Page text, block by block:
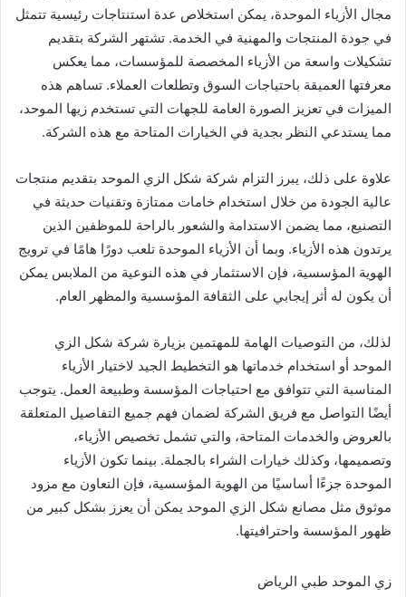
مجال الأزياء الموحدة، يمكن استخلاص عدة استنتاجات رئيسية تتمثل
في جودة المنتجات والمهنية في الخدمة. تشتهر الشركة بتقديم
تشكيلات واسعة من الأزياء المخصصة للمؤسسات، مما يعكس
معرفتها العميقة باحتياجات السوق وتطلعات العملاء. تساهم هذه
الميزات في تعزيز الصورة العامة للجهات التي تستخدم زيها الموحد،
مما يستدعي النظر بجدية في الخيارات المتاحة مع هذه الشركة.
علاوة على ذلك، يبرز التزام شركة شكل الزي الموحد بتقديم منتجات
عالية الجودة من خلال استخدام خامات ممتازة وتقنيات حديثة في
التصنيع، مما يضمن الاستدامة والشعور بالراحة للموظفين الذين
يرتدون هذه الأزياء. وبما أن الأزياء الموحدة تلعب دورًا هامًا في ترويج
الهوية المؤسسية، فإن الاستثمار في هذه النوعية من الملابس يمكن
أن يكون له أثر إيجابي على الثقافة المؤسسية والمظهر العام.
لذلك، من التوصيات الهامة للمهتمين بزيارة شركة شكل الزي
الموحد أو استخدام خدماتها هو التخطيط الجيد لاختيار الأزياء
المناسبة التي تتوافق مع احتياجات المؤسسة وطبيعة العمل. يتوجب
أيضًا التواصل مع فريق الشركة لضمان فهم جميع التفاصيل المتعلقة
بالعروض والخدمات المتاحة، والتي تشمل تخصيص الأزياء،
وتصميمها، وكذلك خيارات الشراء بالجملة. بينما تكون الأزياء
الموحدة جزءًا أساسيًا من الهوية المؤسسية، فإن التعاون مع مزود
موثوق مثل مصانع شكل الزي الموحد يمكن أن يعزز بشكل كبير من
ظهور المؤسسة واحترافيتها.
زي الموحد طبي الرياض